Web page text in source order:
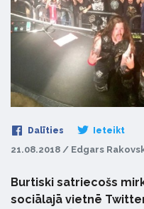
Dalīties Ieteikt
21.08.2018 / Edgars
Burtiski satriecošs
sociālajā vietnē